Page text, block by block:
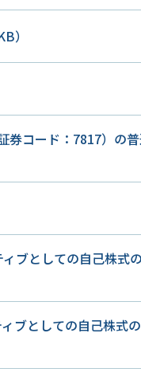
）
券コード：7817）の
ブとしての自己株式
ブとしての自己株式